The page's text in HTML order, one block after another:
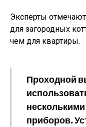
Эксперты
для загородных
чем для квартиры.
Проходной
приборов.